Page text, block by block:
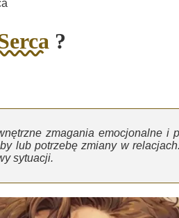
?
zmagania emocjonalne i
lub potrzebę zmiany w
sytuacji.